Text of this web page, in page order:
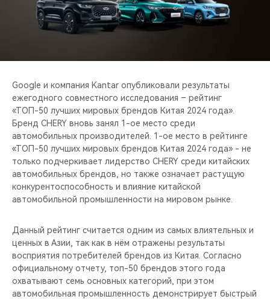
CHERY И СПОРТ
НАШИ МЕРОПРИЯТИЯ
CHERY ДЛЯ ДЕТЕЙ
Google и компания Kantar опубликовали результаты
ежегодного совместного исследования – рейтинг
«ТОП-50 лучших мировых брендов Китая 2024 года».
Бренд CHERY вновь занял 1-ое место среди
автомобильных производителей. 1-ое место в рейтинге
«ТОП-50 лучших мировых брендов Китая 2024 года» - не
только подчеркивает лидерство CHERY среди китайских
автомобильных брендов, но также означает растущую
конкурентоспособность и влияние китайской
автомобильной промышленности на мировом рынке.
Данный рейтинг считается одним из самых влиятельных и
ценных в Азии, так как в нём отражены результаты
восприятия потребителей брендов из Китая. Согласно
официальному отчету, топ-50 брендов этого года
охватывают семь основных категорий, при этом
автомобильная промышленность демонстрирует быстрый